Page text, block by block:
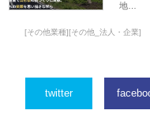
地…
[その他業種][その他_法人・企業]
twitter